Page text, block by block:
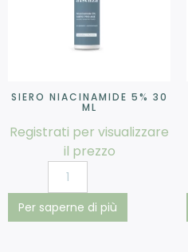
SIERO NIACINAMIDE 5% 30
ML
Registrati per visualizzare
il prezzo
Per saperne di più